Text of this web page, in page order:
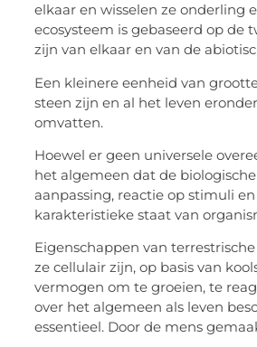
elkaar en wisselen ze onderling
ecosysteem is gebaseerd op de
zijn van elkaar en van de
Een kleinere eenheid van
steen zijn en al het leven
omvatten.
Hoewel er geen universele
het algemeen dat de
aanpassing, reactie op stimuli
karakteristieke staat van
Eigenschappen van
ze cellulair zijn, op basis van
vermogen om te groeien, te
over het algemeen als leven
essentieel. Door de mens